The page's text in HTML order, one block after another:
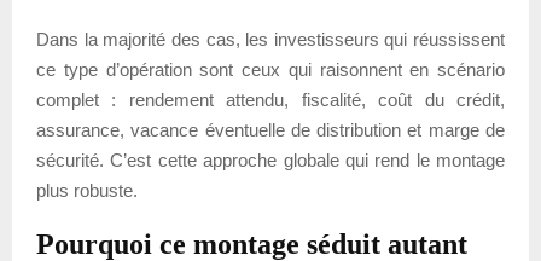
Dans la majorité des cas, les investisseurs qui réussissent
ce type d’opération sont ceux qui raisonnent en scénario
complet : rendement attendu, fiscalité, coût du crédit,
assurance, vacance éventuelle de distribution et marge de
sécurité. C’est cette approche globale qui rend le montage
plus robuste.
Pourquoi ce montage séduit autant